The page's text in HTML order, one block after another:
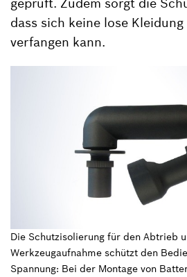
geprüft. Zudem sorgt die
dass sich keine lose
verfangen kann.
Die Schutzisolierung für den Abtrieb
Werkzeugaufnahme schützt den
Spannung: Bei der Montage von